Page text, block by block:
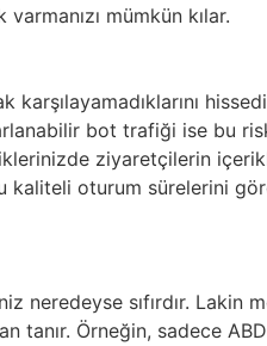
mümkün kılar.
bot trafiği ise bu
ziyaretçilerin
kaliteli oturum sürelerini
neredeyse sıfırdır. Lakin
Örneğin, sadece ABD